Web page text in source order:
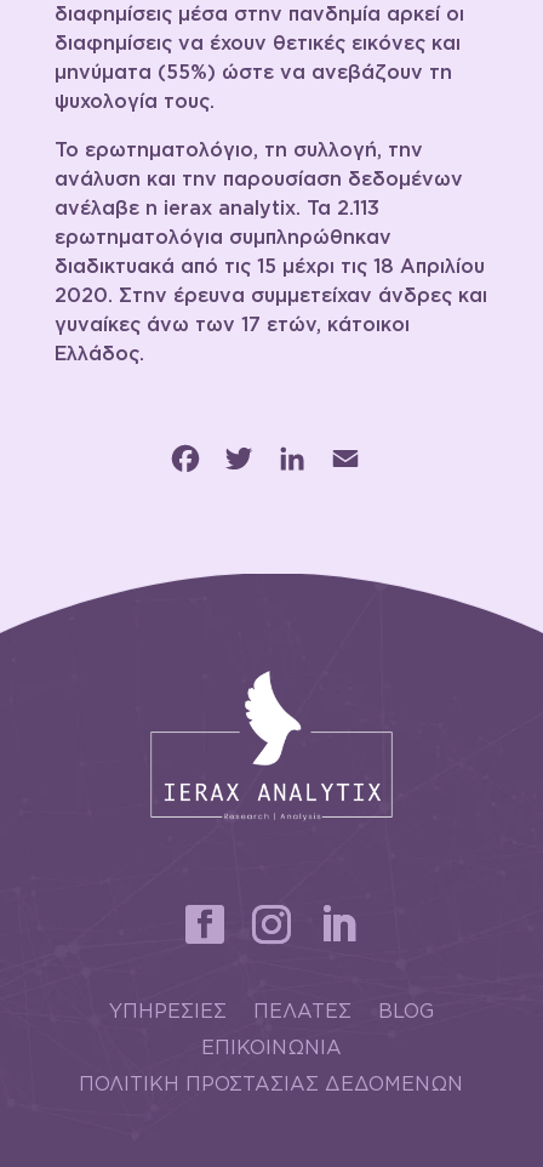
διαφημίσεις μέσα στην πανδημία αρκεί οι
διαφημίσεις να έχουν θετικές εικόνες και
μηνύματα (55%) ώστε να ανεβάζουν τη
ψυχολογία τους.
Το ερωτηματολόγιο, τη συλλογή, την
ανάλυση και την παρουσίαση δεδομένων
ανέλαβε η ierax analytix. Τα 2.113
ερωτηματολόγια συμπληρώθηκαν
διαδικτυακά από τις 15 μέχρι τις 18 Απριλίου
2020. Στην έρευνα συμμετείχαν άνδρες και
γυναίκες άνω των 17 ετών, κάτοικοι
Ελλάδος.
FacebookTwitter LinkedIn
ΥΠΗΡΕΣΙΕΣ ΠΕΛΑΤΕΣ
BLOG
ΕΠΙΚΟΙΝΩΝΙΑ
ΠΟΛΙΤΙΚΗ ΠΡΟΣΤΑΣΙΑΣ ΔΕΔΟΜΕΝΩΝ